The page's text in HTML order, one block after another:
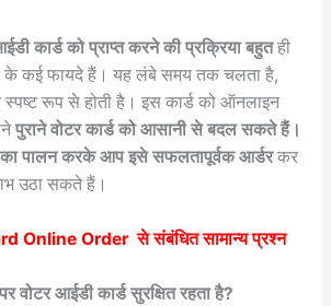
कार्ड को प्राप्त करने की प्रक्रिया बहुतही
के कई फायदे हैं। यह लंबे समय तक चलता है,
स्पष्ट रूप से होती है। इस कार्ड को ऑनलाइन
पुराने वोटर कार्ड को आसानी से बदल सकते हैं।
का पालन करके आप इसे सफलतापूर्वक आर्डरकर
उठा सकते हैं।
Online Order से संबंधित सामान्य प्रश्न
वोटर आईडी कार्ड सुरक्षित रहता है?